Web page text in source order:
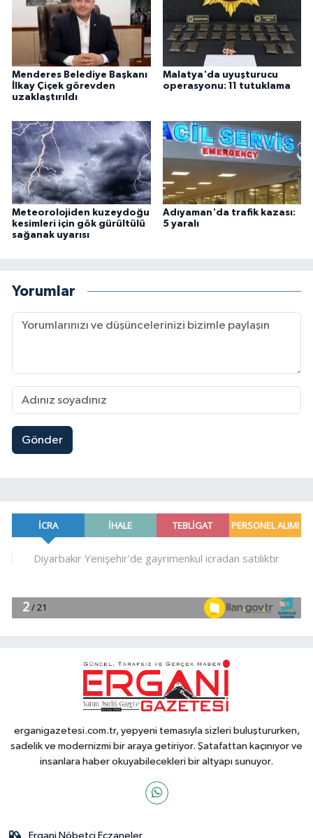
Menderes Belediye Başkanı
İlkay Çiçek görevden
uzaklaştırıldı
Malatya'da uyuşturucu
operasyonu: 11 tutuklama
Meteorolojiden kuzeydoğu
kesimleri için gök gürültülü
sağanak uyarısı
Adıyaman'da trafik kazası:
5 yaralı
Yorumlar
Gönder
erganigazetesi.com.tr, yepyeni temasıyla sizleri buluştururken,
sadelik ve modernizmi bir araya getiriyor. Şatafattan kaçınıyor ve
insanlara haber okuyabilecekleri bir altyapı sunuyor.
Ergani Nöbetçi Eczaneler